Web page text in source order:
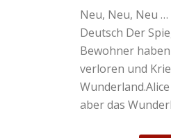
Neu, Neu, Neu
Deutsch Der
Bewohner
verloren und
aber das